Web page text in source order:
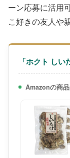
ーン応募に活用
こ好きの友人や
「ホクト し
Amazonの商